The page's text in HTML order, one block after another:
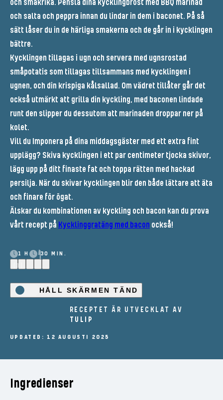
och smakrika. Pensla dina kycklingbröst med BBQ marinad
och salta och peppra innan du lindar in dem i baconet. På så
sätt låser du in de härliga smakerna och de går in i kycklingen
bättre.
Kycklingen tillagas i ugn och servera med ugnsrostad
småpotatis som tillagas tillsammans med kycklingen i
ugnen, och din krispiga kålsallad. Om vädret tillåter går det
också utmärkt att grilla din kyckling, med baconen lindade
runt den slipper du dessutom att marinaden droppar ner på
kolet.
Vill du Imponera på dina middagsgäster med ett extra fint
upplägg? Skiva kycklingen i ett par centimeter tjocka skivor,
lägg upp på ditt finaste fat och toppa rätten med hackad
persilja. När du skivar kycklingen blir den både lättare att äta
och finare för ögat.
Älskar du kombinationen av kyckling och bacon kan du prova
vårt recept på Kycklinggratäng med bacon också!
1 H
30 MIN.
(3)
HÅLL SKÄRMEN TÄND
RECEPTET ÄR UTVECKLAT AV
TULIP
UPDATED: 12 AUGUSTI 2025
Ingredienser